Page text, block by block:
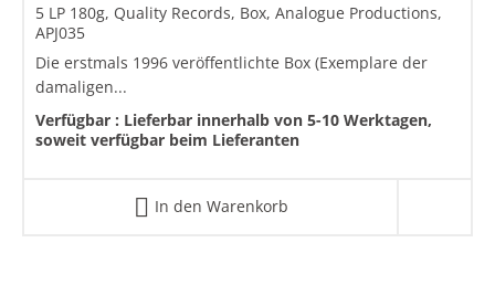
5 LP 180g, Quality Records, Box, Analogue Productions,
APJ035
Die erstmals 1996 veröffentlichte Box (Exemplare der
damaligen...
Verfügbar : Lieferbar innerhalb von 5-10 Werktagen,
soweit verfügbar beim Lieferanten
In den Warenkorb